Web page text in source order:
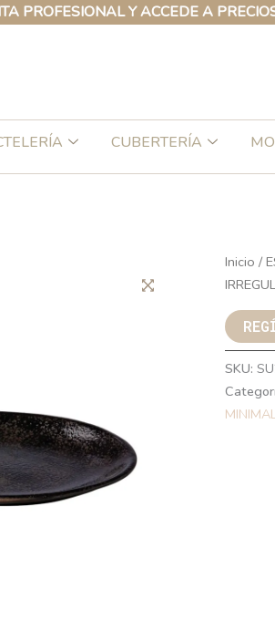
Y ACCEDE A PRECIOS
CUBERTERÍA
Inicio /
SKU: